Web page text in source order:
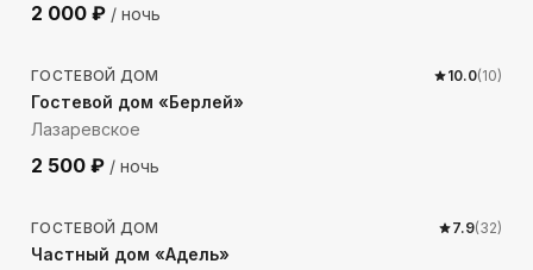
2 000 ₽ / ночь
1304 м до моря
ГОСТЕВОЙ ДОМ 10.0(10)
Гостевой дом «Берлей»
Лазаревское
2 500 ₽ / ночь
1072 м до моря
ГОСТЕВОЙ ДОМ 7.9(32)
Частный дом «Адель»